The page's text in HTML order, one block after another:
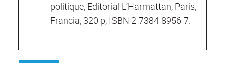
politique, Editorial L’Harmattan, París,
Francia, 320 p, ISBN 2-7384-8956-7.